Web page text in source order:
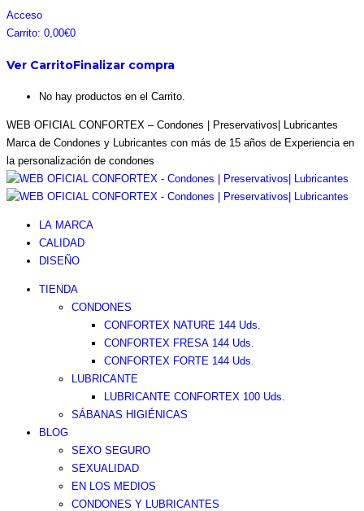
Saltar
al
Facebook
page
in
Instagram
page
in
Pinterest
page
in
Twitter
page
in
Acceso
Carrito: 0,00€0
Ver CarritoFinalizar compra
No hay productos en el Carrito.
WEB OFICIAL CONFORTEX – Condones | Preservativos| Lubricantes
Marca de Condones y Lubricantes con más de 15 años de Experiencia en
la personalización de condones
LA MARCA
CALIDAD
DISEÑO
TIENDA
CONDONES
CONFORTEX NATURE 144 Uds.
CONFORTEX FRESA 144 Uds.
CONFORTEX FORTE 144 Uds.
LUBRICANTE
LUBRICANTE CONFORTEX 100 Uds.
SÁBANAS HIGIÉNICAS
BLOG
SEXO SEGURO
SEXUALIDAD
EN LOS MEDIOS
CONDONES Y LUBRICANTES